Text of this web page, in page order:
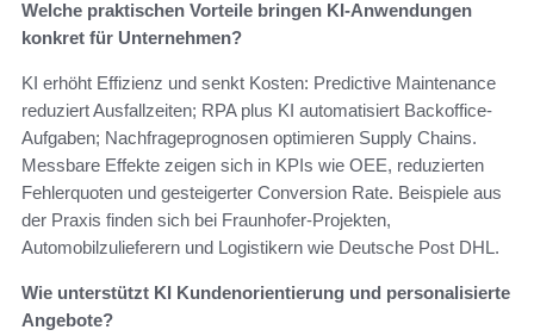
Welche praktischen Vorteile bringen KI-Anwendungen
konkret für Unternehmen?
KI erhöht Effizienz und senkt Kosten: Predictive Maintenance
reduziert Ausfallzeiten; RPA plus KI automatisiert Backoffice-
Aufgaben; Nachfrageprognosen optimieren Supply Chains.
Messbare Effekte zeigen sich in KPIs wie OEE, reduzierten
Fehlerquoten und gesteigerter Conversion Rate. Beispiele aus
der Praxis finden sich bei Fraunhofer-Projekten,
Automobilzulieferern und Logistikern wie Deutsche Post DHL.
Wie unterstützt KI Kundenorientierung und personalisierte
Angebote?